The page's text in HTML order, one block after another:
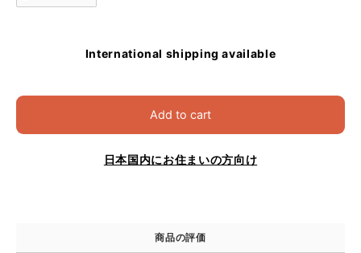
International shipping available
Add to cart
日本国内にお住まいの方向け
商品の評価